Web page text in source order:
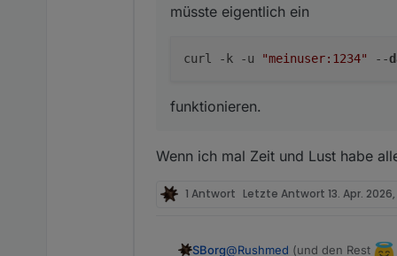
müsste eigentlich ein
curl -k -u "meinuser:1234" --
funktionieren.
Wenn ich mal Zeit und Lust habe
1 Antwort Letzte Antwort 13. Apr. 2026,
SBorg@Rushmed (und den Rest